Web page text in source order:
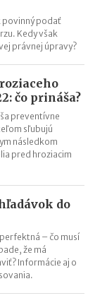
povinný podať
Kedy však
právnej úpravy?
čo prináša?
preventívne
sľubujú
následkom
pred hroziacim
do
– čo musí
že má
Informácie aj o